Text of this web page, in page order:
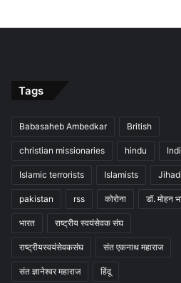
Tags
Babasaheb Ambedkar British
christian missionaries hindu
Islamic terrorists Islamists Jihadi
pakistan rss कोरोना डॉ. मोहन
भारत राष्ट्रीय स्वयंसेवक संघ
राष्ट्रीयस्वयंसेवकसंघ संत एकनाथ महाराज
संत ज्ञानेश्वर महाराज हिंदू